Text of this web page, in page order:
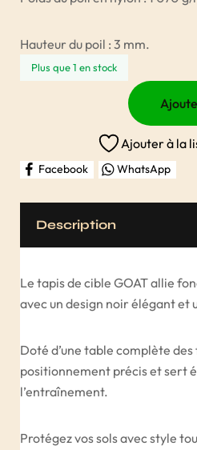
Hauteur du poil : 3 mm.
Plus que 1 en stock
Ajouter à la
Facebook WhatsApp
Description
Le tapis de cible GOAT allie
avec un design noir élégant et
Doté d’une table complète des
positionnement précis et sert
l’entraînement.
Protégez vos sols avec style